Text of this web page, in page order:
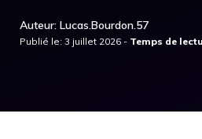
Auteur: Lucas.Bourdon.57
Publié le: 3 juillet 2026 -